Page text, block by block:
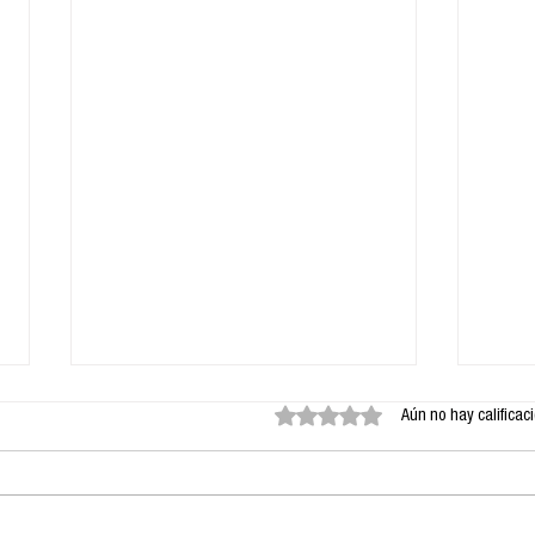
Obtuvo 0 de 5 estrellas.
Aún no hay